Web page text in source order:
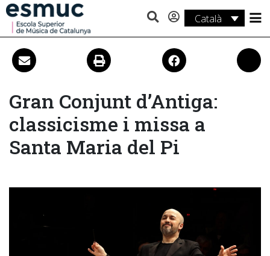
Català
Estudis
Recerca
Activitats
Gran Conjunt d’Antiga:
classicisme i missa a
Santa Maria del Pi